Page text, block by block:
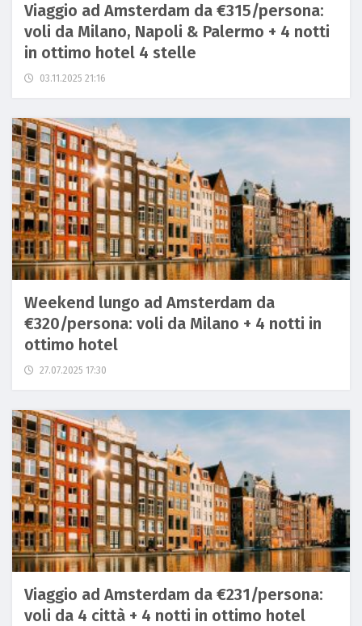
Viaggio ad Amsterdam da €315/persona:
voli da Milano, Napoli & Palermo + 4 notti
in ottimo hotel 4 stelle
03.11.2025 21:16
Weekend lungo ad Amsterdam da
€320/persona: voli da Milano + 4 notti in
ottimo hotel
27.07.2025 17:30
Viaggio ad Amsterdam da €231/persona:
voli da 4 città + 4 notti in ottimo hotel